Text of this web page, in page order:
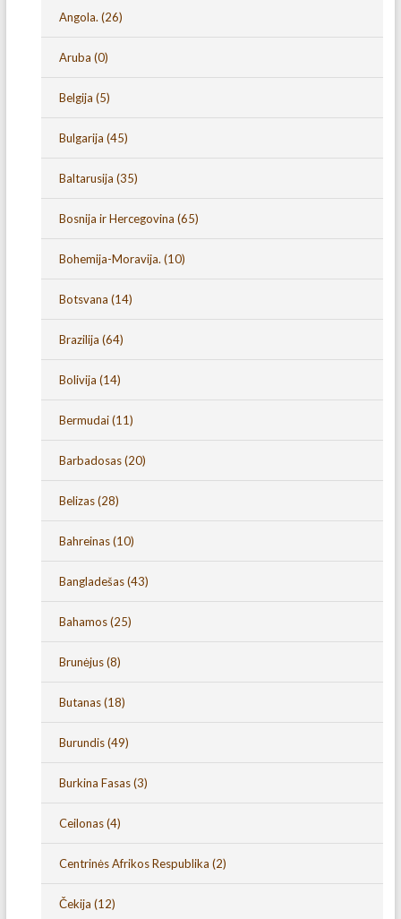
Angola. (26)
Aruba (0)
Belgija (5)
Bulgarija (45)
Baltarusija (35)
Bosnija ir Hercegovina (65)
Bohemija-Moravija. (10)
Botsvana (14)
Brazilija (64)
Bolivija (14)
Bermudai(11)
Barbadosas(20)
Belizas(28)
Bahreinas(10)
Bangladešas(43)
Bahamos(25)
Brunėjus(8)
Butanas(18)
Burundis(49)
Burkina Fasas(3)
Ceilonas(4)
Centrinės Afrikos Respublika (2)
Čekija (12)